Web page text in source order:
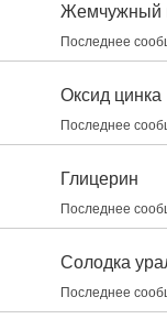
Жемчужный
Последнее
Оксид цинка
Последнее
Глицерин
Последнее
Солодка
Последнее